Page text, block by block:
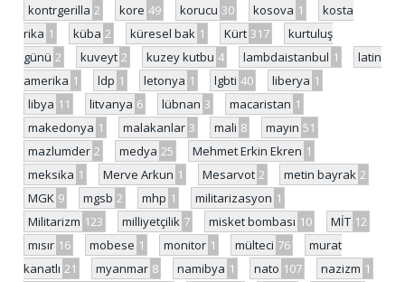
kontrgerilla 2 kore 49 korucu 30 kosova 1
kosta
rika 1 küba 2 küresel bak 1 Kürt 317
kurtuluş
günü 2 kuveyt 2 kuzey kutbu 4 lambdaistanbul 1
latin
amerika 1 ldp 1 letonya 1 lgbti 40 liberya 1
libya 11 litvanya 6 lübnan 3 macaristan 1
makedonya 1 malakanlar 3 mali 8 mayın 51
mazlumder 2 medya 25 Mehmet Erkin Ekren 1
meksika 1 Merve Arkun 1 Mesarvot 2 metin bayrak 2
MGK 9 mgsb 2 mhp 1 militarizasyon 1
Militarizm 123 milliyetçilik 7 misket bombası 10 MİT 12
mısır 16 mobese 1 monitor 1 mülteci 76
murat
kanatlı 21 myanmar 8 namibya 1 nato 107 nazizm 1